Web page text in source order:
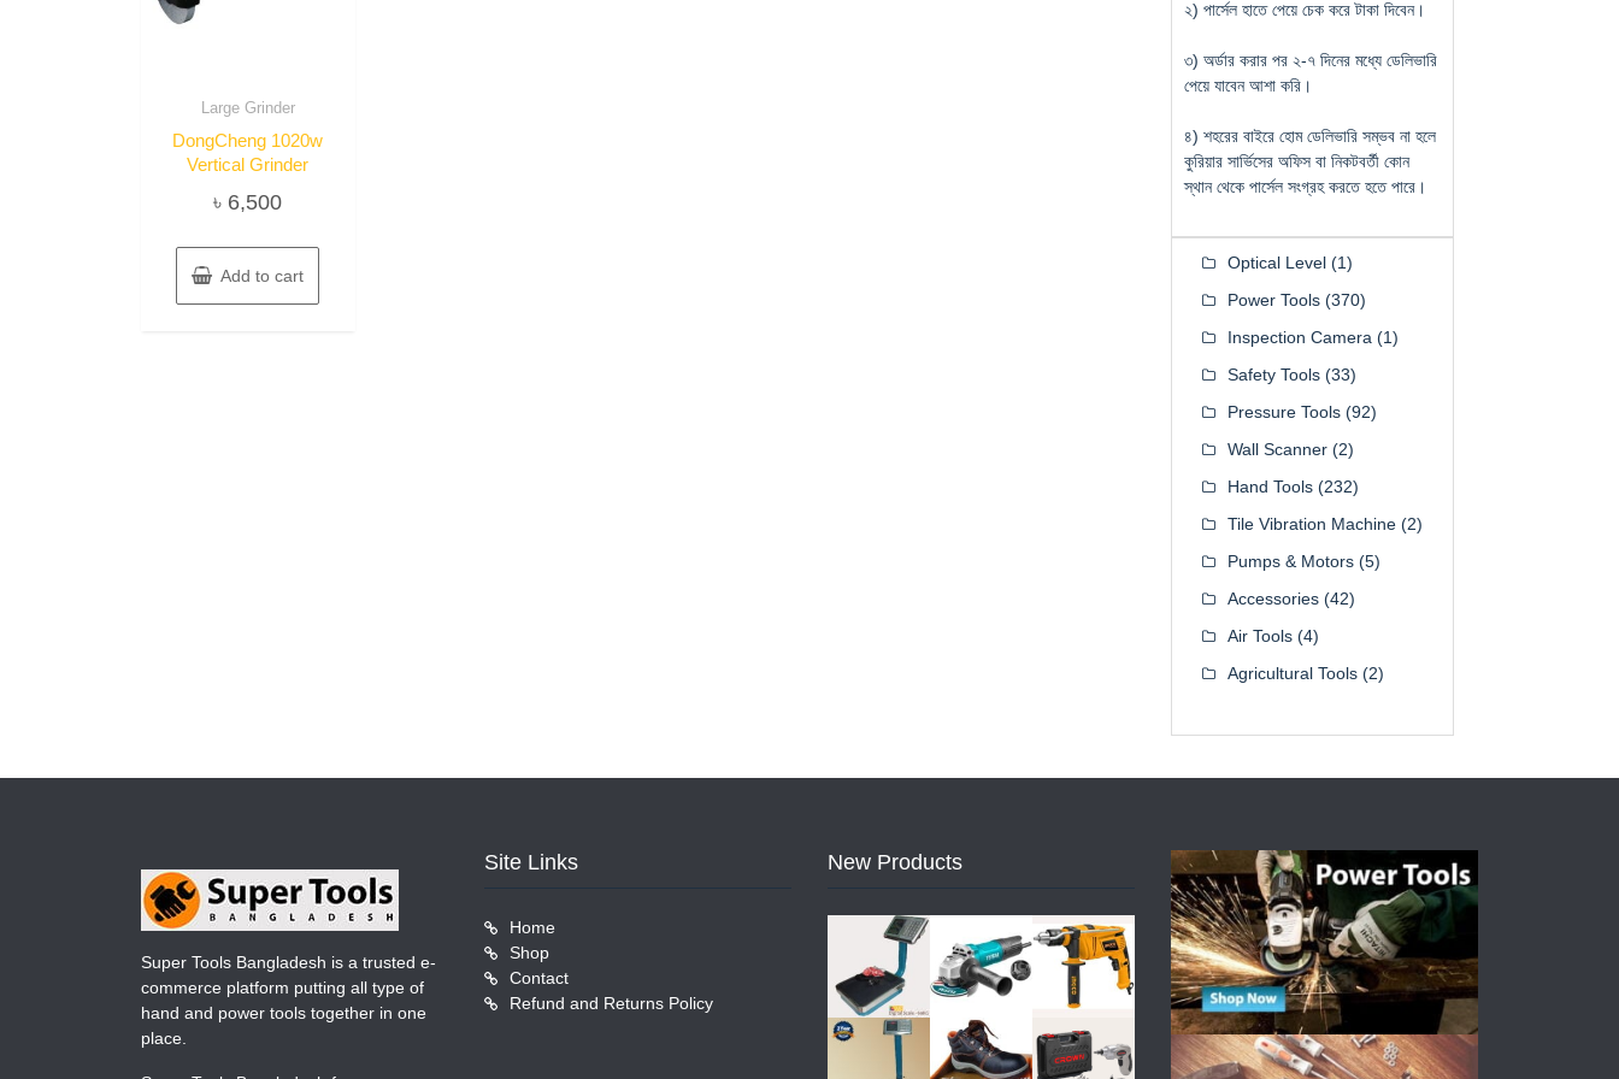
Large Grinder
DongCheng 1020w
Vertical Grinder
৳ 6,500
Add to cart
২) পার্সেল হাতে পেয়ে চেক করে টাকা দিবেন।
৩) অর্ডার করার পর ২-৭ দিনের মধ্যে ডেলিভারি
পেয়ে যাবেন আশা করি।
৪) শহরের বাইরে হোম ডেলিভারি সম্ভব না হলে
কুরিয়ার সার্ভিসের অফিস বা নিকটবর্তী কোন
স্থান থেকে পার্সেল সংগ্রহ করতে হতে পারে।
Optical Level (1)
Power Tools (370)
Inspection Camera (1)
Safety Tools (33)
Pressure Tools (92)
Wall Scanner (2)
Hand Tools (232)
Tile Vibration Machine (2)
Pumps & Motors (5)
Accessories (42)
Air Tools (4)
Agricultural Tools (2)
Super Tools Bangladesh is a trusted e-
commerce platform putting all type of
hand and power tools together in one
place.
Site Links
Home
Shop
Contact
Refund and Returns Policy
New Products